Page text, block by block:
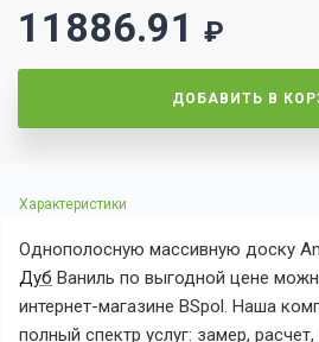
11886.91 ₽
ДОБАВИТЬ В
Характеристики
Однополосную массивную доску
Дуб Ваниль по выгодной цене
интернет-магазине BSpol. Наша
полный спектр услуг: замер,